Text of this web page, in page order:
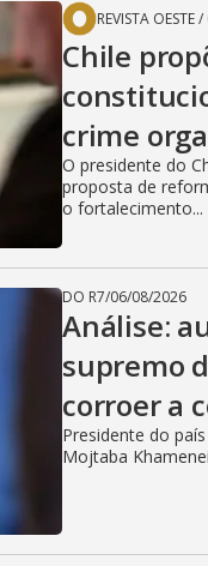
REVISTA OESTE/
Chile
crime
O presidente do
proposta de
o fortalecimento...
DO R7/06/08/2026
Análise:
supremo
corroer a
Presidente do
Mojtaba